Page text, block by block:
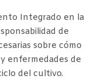
Integrado en la
de
sobre cómo
enfermedades de
del cultivo.